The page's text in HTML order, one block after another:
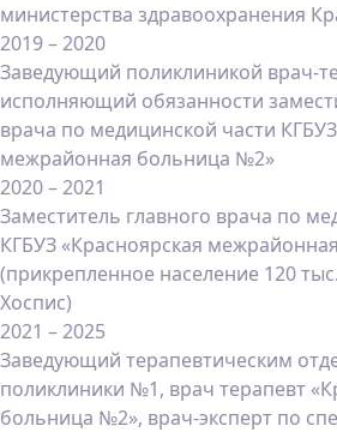
министерства здравоохранения
2019 – 2020
Заведующий поликлиникой врач-
исполняющий обязанности
врача по медицинской части
межрайонная больница №2»
2020 – 2021
Заместитель главного врача по
КГБУЗ «Красноярская
(прикрепленное население 120
Хоспис)
2021 – 2025
Заведующий терапевтическим
поликлиники №1, врач терапевт
больница №2», врач-эксперт по